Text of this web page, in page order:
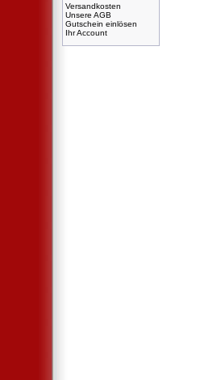
Versandkosten
Unsere AGB
Gutschein einlösen
Ihr Account